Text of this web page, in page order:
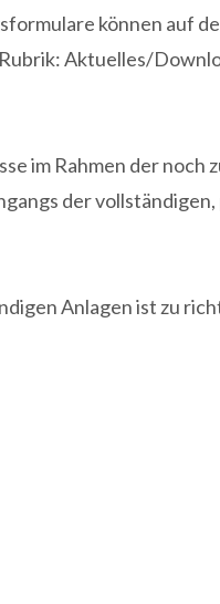
können auf
Aktuelles/
im Rahmen der noch
der
Anlagen ist zu